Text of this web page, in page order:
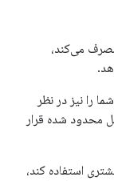
می‌کند،
را نیز در نظر
محدود شده قرار
استفاده کند،